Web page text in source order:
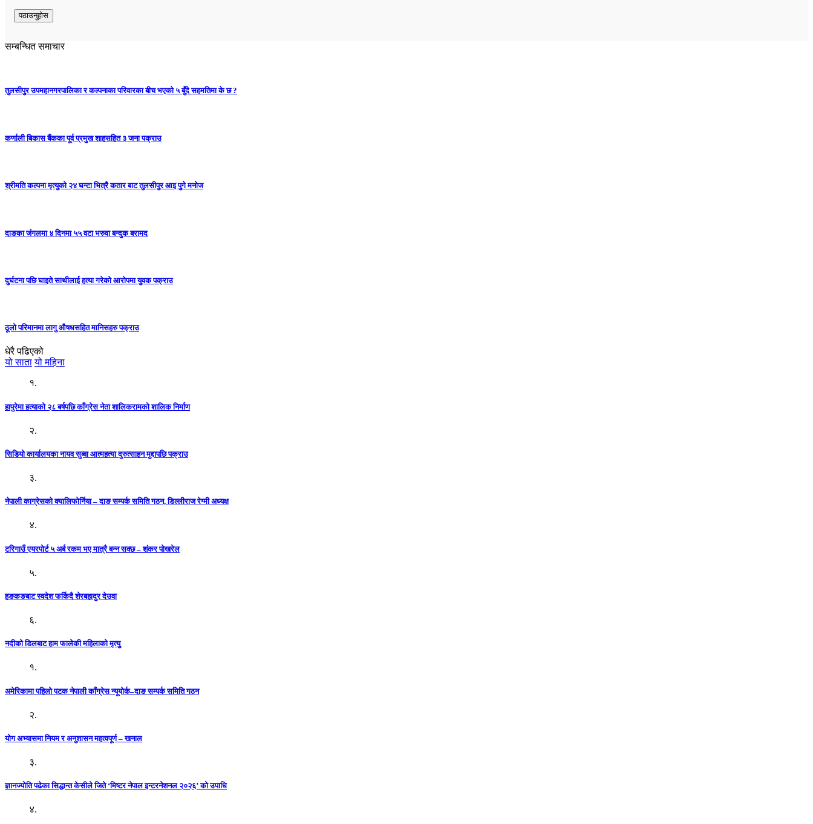
सम्बन्धित समाचार
तुलसीपुर उपमहानगरपालिका र कल्पनाका परिवारका बीच भएको ५ बुँदे सहमतिमा के छ ?
कर्णाली बिकास बैंकका पूर्व प्रमुख शाहसहित ३ जना पक्राउ
श्रीमति कल्पना मृत्युको २४ घन्टा भित्रै कतार बाट तुलसीपुर आइ पुगे मनोज
दाङका जंगलमा ४ दिनमा ५५ वटा भरुवा बन्दुक बरामद
दुर्घटना पछि घाइते साथीलाई हत्या गरेको आरोपमा युवक पक्राउ
ठूलो परिमानमा लागु औषधसहित मानिसहरु पक्राउ
धेरै पढिएको
यो साता यो महिना
१.
हापुरेमा हत्याको २८ बर्षपछि काँग्रेस नेता शालिकरामको शालिक निर्माण
२.
सिडियो कार्यालयका नायव सुब्बा आत्महत्या दुरुत्साहन मुद्दापछि पक्राउ
३.
नेपाली काग्रेसको क्यालिफोर्निया – दाङ सम्पर्क समिति गठन, डिल्लीराज रेग्मी अध्यक्ष
४.
टरिगाउँ एयरपोर्ट ५ अर्ब रकम भए मात्रै बन्न सक्छ – शंकर पोखरेल
५.
हङकङबाट स्वदेश फर्किदै शेरबहादुर देउवा
६.
नदीको डिलबाट हाम फालेकी महिलाको मृत्यु
१.
अमेरिकामा पहिलो पटक नेपाली काँग्रेस न्यूयोर्क–दाङ सम्पर्क समिति गठन
२.
योग अभ्यासमा नियम र अनुशासन महत्वपूर्ण – खनाल
३.
ज्ञानज्योति पढेका सिद्धान्त केसीले जिते ‘मिष्टर नेपाल इन्टरनेशनल २०२६’ को उपाधि
४.